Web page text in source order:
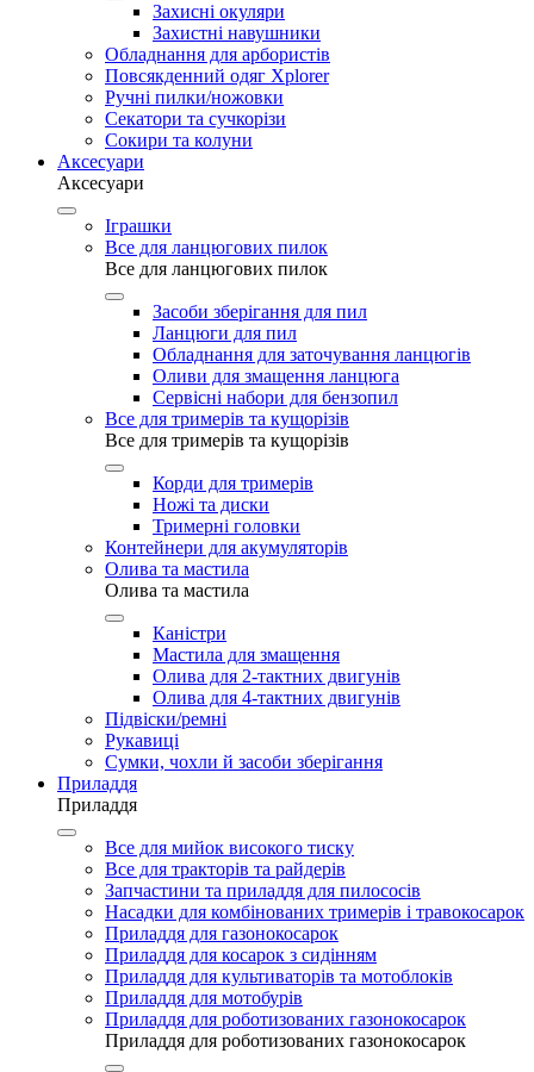
Захисні окуляри
Захистні навушники
Обладнання для арбористів
Повсякденний одяг Xplorer
Ручні пилки/ножовки
Секатори та сучкорізи
Сокири та колуни
Аксесуари
Аксесуари
Іграшки
Все для ланцюгових пилок
Все для ланцюгових пилок
Засоби зберігання для пил
Ланцюги для пил
Обладнання для заточування ланцюгів
Оливи для змащення ланцюга
Сервісні набори для бензопил
Все для тримерів та кущорізів
Все для тримерів та кущорізів
Корди для тримерів
Ножі та диски
Тримерні головки
Контейнери для акумуляторів
Олива та мастила
Олива та мастила
Каністри
Мастила для змащення
Олива для 2-тактних двигунів
Олива для 4-тактних двигунів
Підвіски/ремні
Рукавиці
Сумки, чохли й засоби зберігання
Приладдя
Приладдя
Все для мийок високого тиску
Все для тракторів та райдерів
Запчастини та приладдя для пилососів
Насадки для комбінованих тримерів і травокосарок
Приладдя для газонокосарок
Приладдя для косарок з сидінням
Приладдя для культиваторів та мотоблоків
Приладдя для мотобурів
Приладдя для роботизованих газонокосарок
Приладдя для роботизованих газонокосарок